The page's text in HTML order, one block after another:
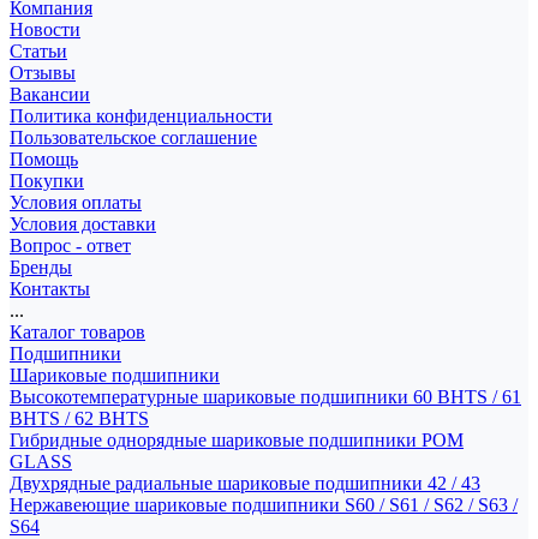
Компания
Новости
Статьи
Отзывы
Вакансии
Политика конфиденциальности
Пользовательское соглашение
Помощь
Покупки
Условия оплаты
Условия доставки
Вопрос - ответ
Бренды
Контакты
...
Каталог товаров
Подшипники
Шариковые подшипники
Высокотемпературные шариковые подшипники 60 BHTS / 61
BHTS / 62 BHTS
Гибридные однорядные шариковые подшипники POM
GLASS
Двухрядные радиальные шариковые подшипники 42 / 43
Нержавеющие шариковые подшипники S60 / S61 / S62 / S63 /
S64